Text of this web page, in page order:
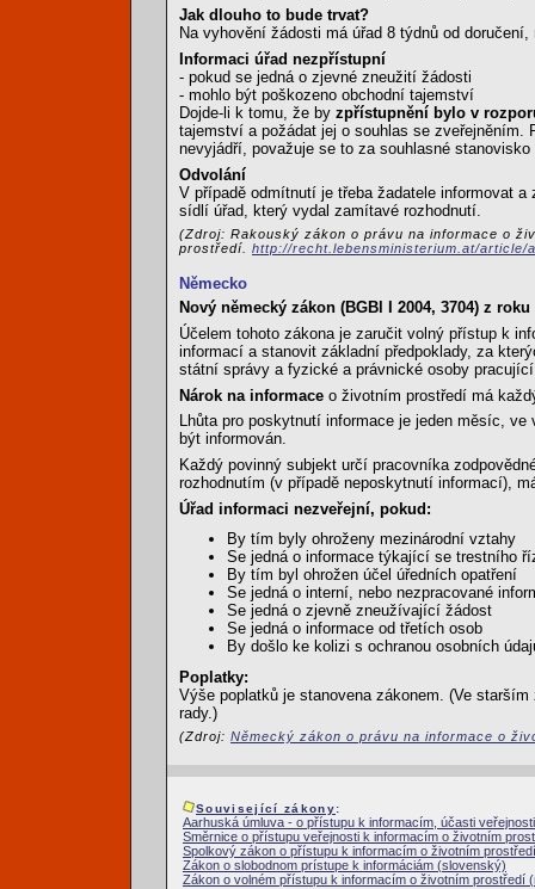
Jak dlouho to bude trvat?
Na vyhovění žádosti má úřad 8 týdnů od
Informaci úřad nezpřístupní
- pokud se jedná o zjevné zneužití žádosti
- mohlo být poškozeno obchodní tajemství
Dojde-li k tomu, že by zpřístupnění bylo v
tajemství a požádat jej o souhlas se zveřejněním.
nevyjádří, považuje se to za souhlasné
Odvolání
V případě odmítnutí je třeba žadatele informovat
sídlí úřad, který vydal zamítavé rozhodnutí.
(Zdroj: Rakouský zákon o právu na informace o
prostředí. http://recht.lebensministerium.at/article/
Německo
Nový německý zákon (BGBl I 2004, 3704) z
Účelem tohoto zákona je zaručit volný přístup k
informací a stanovit základní předpoklady, za
státní správy a fyzické a právnické osoby
Nárok na informace o životním prostředí má
Lhůta pro poskytnutí informace je jeden měsíc,
být informován.
Každý povinný subjekt určí pracovníka
rozhodnutím (v případě neposkytnutí informací),
Úřad informaci nezveřejní, pokud:
By tím byly ohroženy mezinárodní vztahy
Se jedná o informace týkající se trestního
By tím byl ohrožen účel úředních opatření
Se jedná o interní, nebo nezpracované
Se jedná o zjevně zneužívající žádost
Se jedná o informace od třetích osob
By došlo ke kolizi s ochranou osobních
Poplatky:
Výše poplatků je stanovena zákonem. (Ve
rady.)
(Zdroj: Německý zákon o právu na informace o
Související zákony:
Aarhuská úmluva - o přístupu k informacím, účasti
Směrnice o přístupu veřejnosti k informacím o životním
Spolkový zákon o přístupu k informacím o životním
Zákon o slobodnom prístupe k informáciám (slovenský)
Zákon o volném přístupu k informacím o životním prostředí